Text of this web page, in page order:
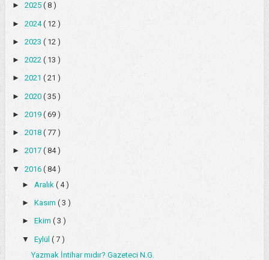
► 2025 ( 8 )
► 2024( 12 )
► 2023 ( 12 )
► 2022 ( 13 )
► 2021 ( 21 )
► 2020 ( 35 )
► 2019 ( 69 )
► 2018 ( 77 )
► 2017 ( 84 )
▼ 2016 ( 84 )
► Aralık ( 4 )
► Kasım ( 3 )
► Ekim ( 3 )
▼ Eylül ( 7 )
Yazmak İntihar mıdır? Gazeteci N.G.